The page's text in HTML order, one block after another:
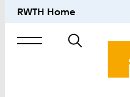
RWTH Home
Suche
nach